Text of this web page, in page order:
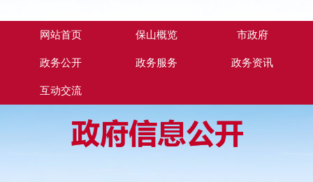
网站首页 保山概览 市政府
政务公开 政务服务 政务资讯
互动交流